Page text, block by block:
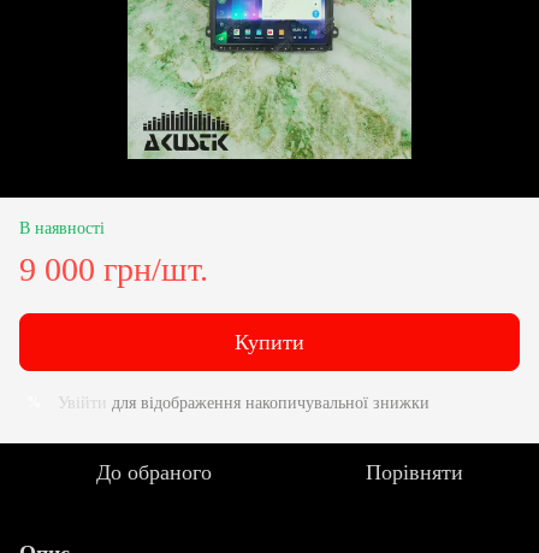
В наявності
9 000 грн/шт.
Купити
Увійти для відображення накопичувальної знижки
До обраного Порівняти